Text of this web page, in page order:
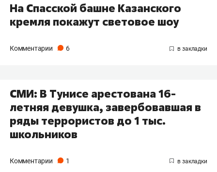
На Спасской башне Казанского
кремля покажут световое шоу
Комментарии 6
СМИ: В Тунисе арестована 16-
летняя девушка, завербовавшая в
ряды террористов до 1 тыс.
школьников
Комментарии 1